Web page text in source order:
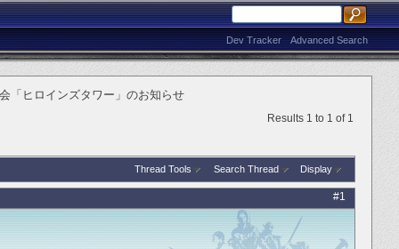
Advanced Search
Dev Tracker
「ヒロインズタワー」のお知らせ
Results 1 to 1 of 1
Thread Tools Search Thread Display
#1